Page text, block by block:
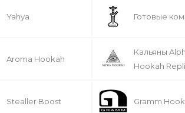
Yahya Готовые
Aroma Hookah
Кальяны
Hookah
Stealler Boost Gramm